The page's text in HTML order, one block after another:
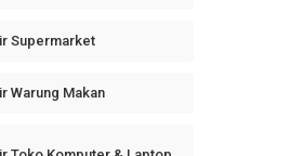
Supermarket
Warung Makan